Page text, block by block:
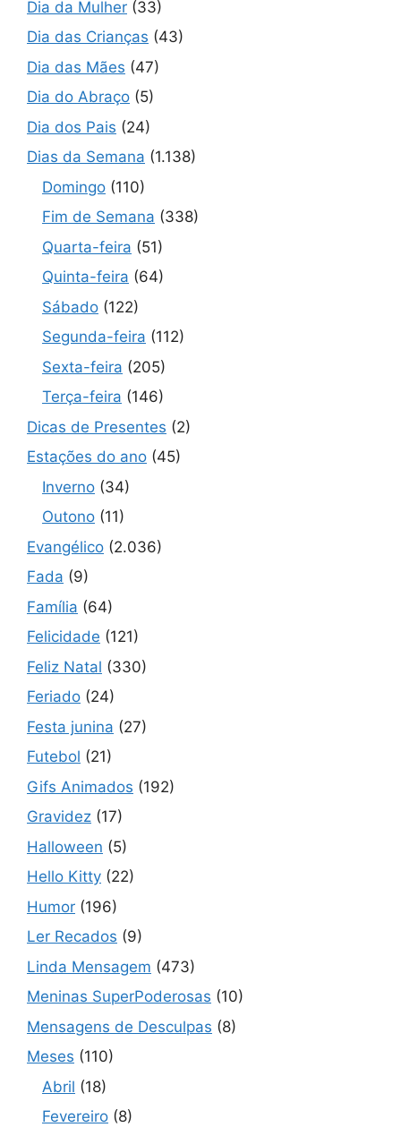
Dia da Mulher (33)
Dia das Crianças (43)
Dia das Mães (47)
Dia do Abraço (5)
Dia dos Pais (24)
Dias da Semana (1.138)
Domingo (110)
Fim de Semana (338)
Quarta-feira (51)
Quinta-feira (64)
Sábado (122)
Segunda-feira (112)
Sexta-feira (205)
Terça-feira (146)
Dicas de Presentes (2)
Estações do ano (45)
Inverno (34)
Outono (11)
Evangélico (2.036)
Fada (9)
Família (64)
Felicidade (121)
Feliz Natal (330)
Feriado (24)
Festa junina (27)
Futebol (21)
Gifs Animados (192)
Gravidez (17)
Halloween (5)
Hello Kitty (22)
Humor (196)
Ler Recados (9)
Linda Mensagem (473)
Meninas SuperPoderosas (10)
Mensagens de Desculpas (8)
Meses (110)
Abril (18)
Fevereiro (8)